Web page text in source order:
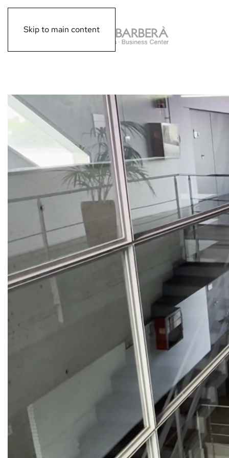
Skip to main content